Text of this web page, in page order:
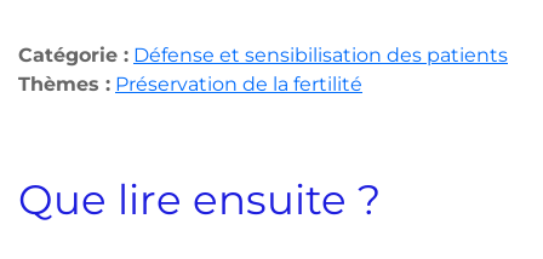
Catégorie : Défense et sensibilisation des patients
Thèmes : Préservation de la fertilité
Que lire ensuite ?